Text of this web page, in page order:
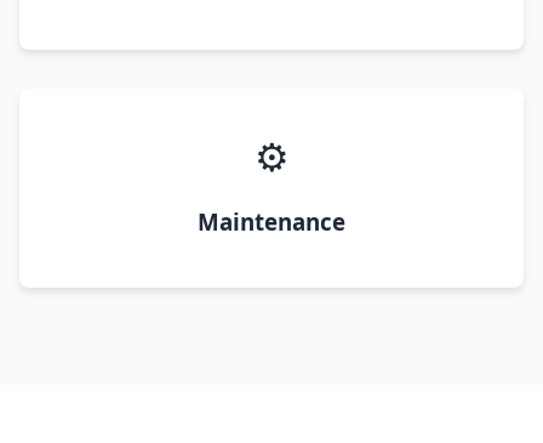
⚙️
Maintenance